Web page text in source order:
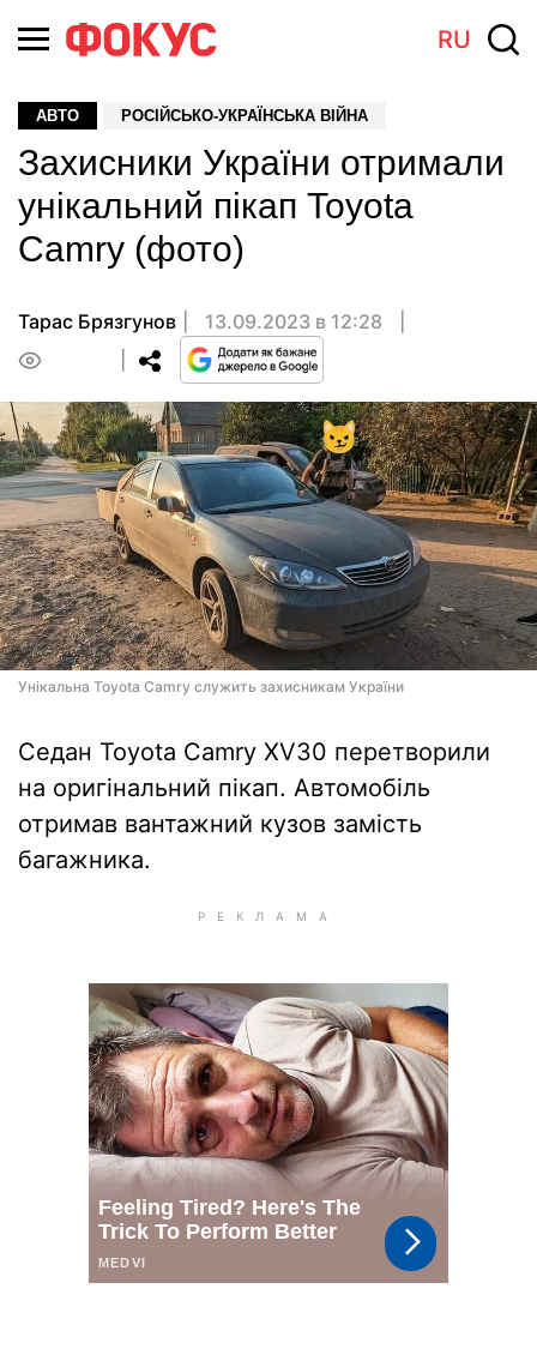
RU
АВТО РОСІЙСЬКО-УКРАЇНСЬКА ВІЙНА
Захисники України отримали
унікальний пікап Toyota
Camry (фото)
Тарас Брязгунов
13.09.2023 в 12:28
Унікальна Toyota Camry служить захисникам України
Седан Toyota Camry XV30 перетворили
на оригінальний пікап. Автомобіль
отримав вантажний кузов замість
багажника.